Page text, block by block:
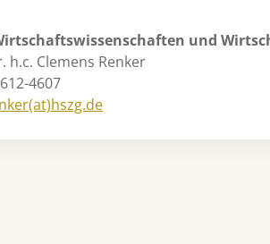
und
h.c. Clemens Renker
4607